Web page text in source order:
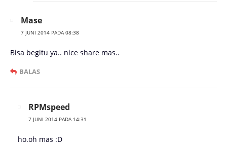
Mase
7 JUNI 2014 PADA 08:38
Bisa begitu ya.. nice share mas..
BALAS
RPMspeed
7 JUNI 2014 PADA 14:31
ho.oh mas :D